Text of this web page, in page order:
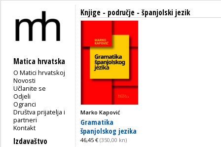
Matica hrvatska
O Matici hrvatskoj
Novosti
Učlanite se
Odjeli
Ogranci
Društva prijatelja i
partneri
Kontakt
Izdavaštvo
Knjige - područje - španjolski jezik
Marko Kapović
Gramatika
španjolskog jezika
46,45 € (350,00 kn)